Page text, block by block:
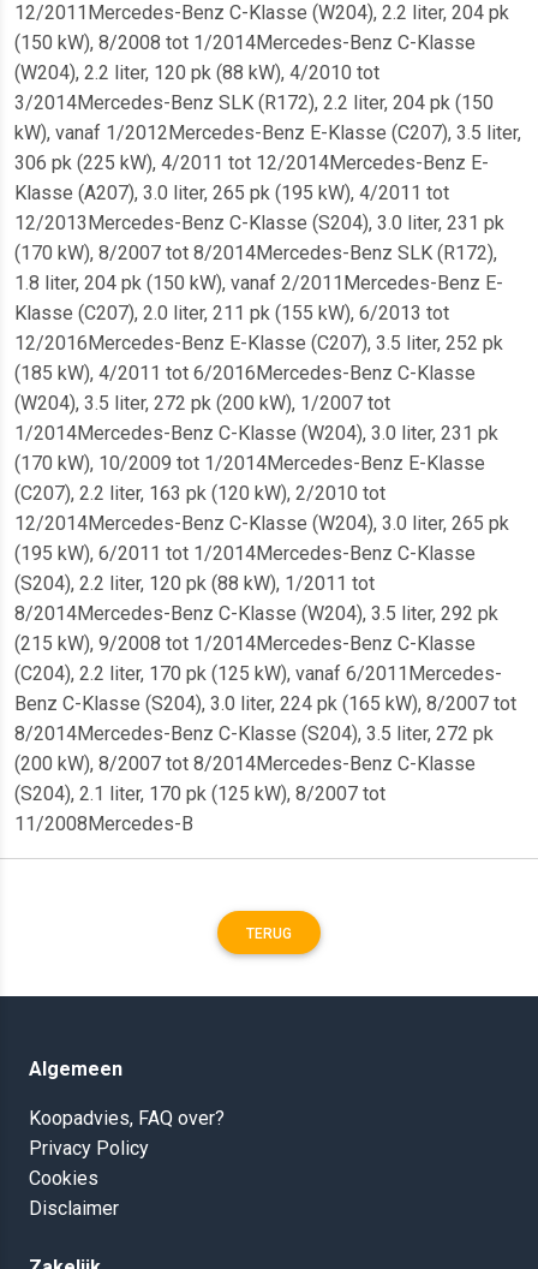
12/2011Mercedes-Benz C-Klasse (W204), 2.2 liter, 204 pk
(150 kW), 8/2008 tot 1/2014Mercedes-Benz C-Klasse
(W204), 2.2 liter, 120 pk (88 kW), 4/2010 tot
3/2014Mercedes-Benz SLK (R172), 2.2 liter, 204 pk (150
kW), vanaf 1/2012Mercedes-Benz E-Klasse (C207), 3.5 liter,
306 pk (225 kW), 4/2011 tot 12/2014Mercedes-Benz E-
Klasse (A207), 3.0 liter, 265 pk (195 kW), 4/2011 tot
12/2013Mercedes-Benz C-Klasse (S204), 3.0 liter, 231 pk
(170 kW), 8/2007 tot 8/2014Mercedes-Benz SLK (R172),
1.8 liter, 204 pk (150 kW), vanaf 2/2011Mercedes-Benz E-
Klasse (C207), 2.0 liter, 211 pk (155 kW), 6/2013 tot
12/2016Mercedes-Benz E-Klasse (C207), 3.5 liter, 252 pk
(185 kW), 4/2011 tot 6/2016Mercedes-Benz C-Klasse
(W204), 3.5 liter, 272 pk (200 kW), 1/2007 tot
1/2014Mercedes-Benz C-Klasse (W204), 3.0 liter, 231 pk
(170 kW), 10/2009 tot 1/2014Mercedes-Benz E-Klasse
(C207), 2.2 liter, 163 pk (120 kW), 2/2010 tot
12/2014Mercedes-Benz C-Klasse (W204), 3.0 liter, 265 pk
(195 kW), 6/2011 tot 1/2014Mercedes-Benz C-Klasse
(S204), 2.2 liter, 120 pk (88 kW), 1/2011 tot
8/2014Mercedes-Benz C-Klasse (W204), 3.5 liter, 292 pk
(215 kW), 9/2008 tot 1/2014Mercedes-Benz C-Klasse
(C204), 2.2 liter, 170 pk (125 kW), vanaf 6/2011Mercedes-
Benz C-Klasse (S204), 3.0 liter, 224 pk (165 kW), 8/2007 tot
8/2014Mercedes-Benz C-Klasse (S204), 3.5 liter, 272 pk
(200 kW), 8/2007 tot 8/2014Mercedes-Benz C-Klasse
(S204), 2.1 liter, 170 pk (125 kW), 8/2007 tot
11/2008Mercedes-B
TERUG
Algemeen
Koopadvies, FAQ over?
Privacy Policy
Cookies
Disclaimer